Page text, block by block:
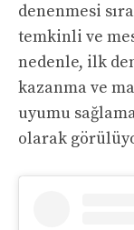
denenmesi
temkinli ve
nedenle, ilk
kazanma ve
uyumu
olarak